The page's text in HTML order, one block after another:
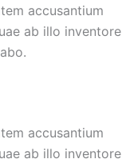
accusantium
ab illo inventore
accusantium
ab illo inventore